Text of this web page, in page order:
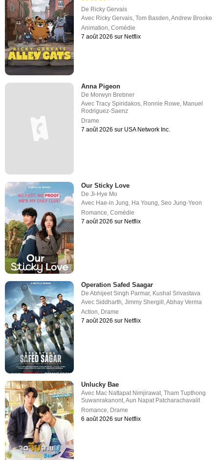
De Ricky Gervais
Avec Ricky Gervais,Tom Basden,Andrew Brooke
Animation,Comédie
7 août 2026 sur Netflix
Anna Pigeon
De Morwyn Brebner
AvecTracy Spiridakos Ronnie Rowe Manuel
Rodriguez-Saenz
Drame
7 août 2026 sur USA Network Inc.
Our Sticky Love
DeJi-Hye Mo
Avec Hae-in Jung, Ha Young,Seo Jung-Yeon
Romance,Comédie
7 août 2026 sur Netflix
Operation Safed Saagar
DeAbhijeet Singh Parmar, Kushal Srivastava
AvecSiddharth,Jimmy Shergill ,Abhay Verma
Action, Drame
7 août 2026 sur Netflix
Unlucky Bae
Avec Mac Nattapat Nimjirawat ,Tham Tupthong
Suwanrakanont ,Aun Napat Patcharachavalit
Romance Drame
6 août 2026 sur Netflix